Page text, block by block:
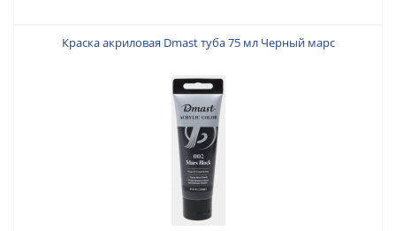
Краска акриловая Dmast туба 75 мл Черный марс